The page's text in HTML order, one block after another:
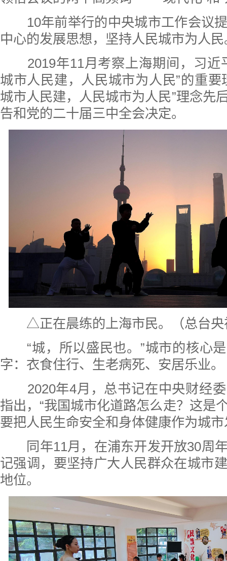
10年前举行的中央城市工作会议提
中心的发展思想，坚持人民城市为人民
2019年11月考察上海期间，习近
城市人民建，人民城市为人民”的重要
城市人民建，人民城市为人民”理念先
告和党的二十届三中全会决定。
△正在晨练的上海市民。（总台央
“城，所以盛民也。”城市的核心是
字：衣食住行、生老病死、安居乐业。
2020年4月，总书记在中央财经委
指出，“我国城市化道路怎么走？这是
要把人民生命安全和身体健康作为城
同年11月，在浦东开发开放30周
记强调，要坚持广大人民群众在城市
地位。